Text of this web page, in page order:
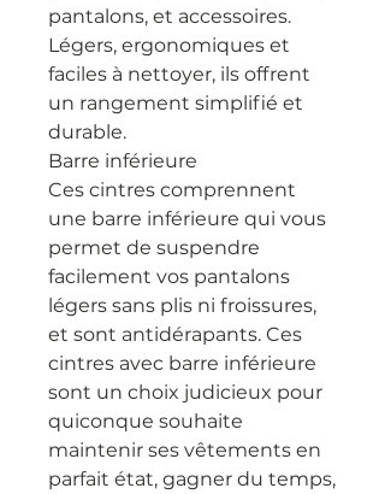
pantalons, et accessoires.
Légers, ergonomiques et
faciles à nettoyer, ils offrent
un rangement simplifié et
durable.
Barre inférieure
Ces cintres comprennent
une barre inférieure qui vous
permet de suspendre
facilement vos pantalons
légers sans plis ni froissures,
et sont antidérapants. Ces
cintres avec barre inférieure
sont un choix judicieux pour
quiconque souhaite
maintenir ses vêtements en
parfait état, gagner du temps,